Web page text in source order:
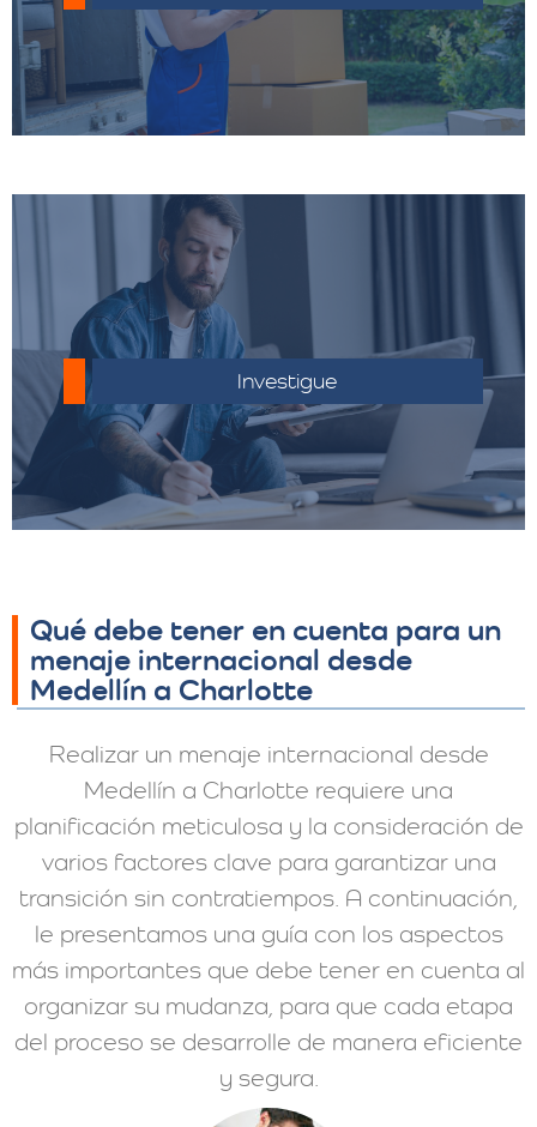
Investigue
Infórmate sobre las regulaciones aduaneras
del país de destino.
Qué debe tener en cuenta para un
menaje internacional desde
Medellín a Charlotte
Realizar un menaje internacional desde
Medellín a Charlotte requiere una
planificación meticulosa y la consideración de
varios factores clave para garantizar una
transición sin contratiempos. A continuación,
le presentamos una guía con los aspectos
más importantes que debe tener en cuenta al
organizar su mudanza, para que cada etapa
del proceso se desarrolle de manera eficiente
y segura.